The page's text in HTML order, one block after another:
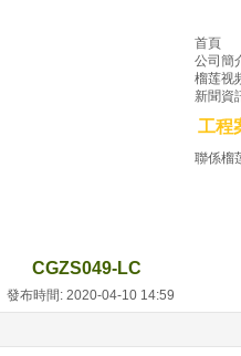
首頁
公司簡
榴莲视
新聞資
工程
聯係榴
CGZS049-LC
發布時間: 2020-04-10 14:59